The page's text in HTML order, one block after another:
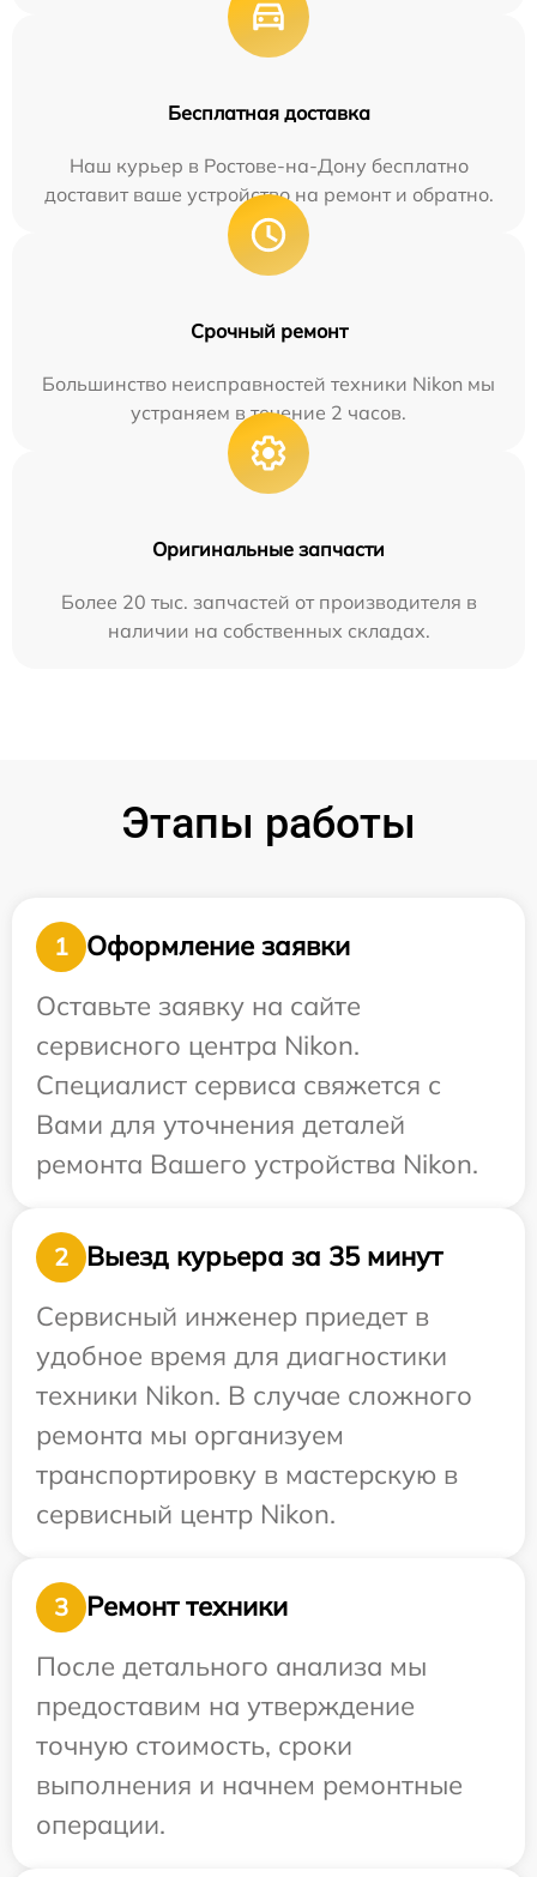
Бесплатная доставка
Наш курьер в Ростове-на-Дону бесплатно
доставит ваше устройство на ремонт и обратно.
Срочный ремонт
Большинство неисправностей техники Nikon мы
устраняем в течение 2 часов.
Оригинальные запчасти
Более 20 тыс. запчастей от производителя в
наличии на собственных складах.
Этапы работы
1
Оформление заявки
Оставьте заявку на сайте
сервисного центра Nikon.
Специалист сервиса свяжется с
Вами для уточнения деталей
ремонта Вашего устройства Nikon.
2
Выезд курьера за 35 минут
Сервисный инженер приедет в
удобное время для диагностики
техники Nikon. В случае сложного
ремонта мы организуем
транспортировку в мастерскую в
сервисный центр Nikon.
3
Ремонт техники
После детального анализа мы
предоставим на утверждение
точную стоимость, сроки
выполнения и начнем ремонтные
операции.